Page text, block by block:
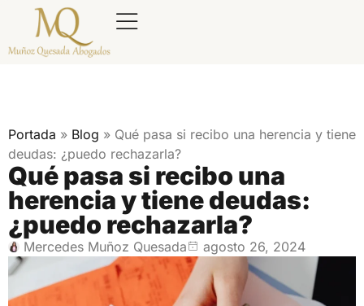
Portada » Blog » Qué pasa si recibo una herencia y tiene
deudas: ¿puedo rechazarla?
Qué pasa si recibo una
herencia y tiene deudas:
¿puedo rechazarla?
Mercedes Muñoz Quesada agosto 26, 2024